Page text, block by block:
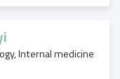
Internal medicine